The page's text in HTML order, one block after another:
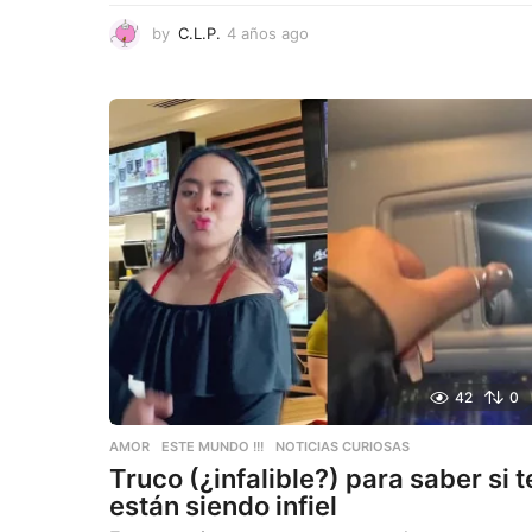
by C.L.P. 4 años ago
o
o
42 0
AMOR ,ESTE MUNDO !!! ,NOTICIAS CURIOSAS
Truco (¿infalible?) para saber si
están siendo infiel